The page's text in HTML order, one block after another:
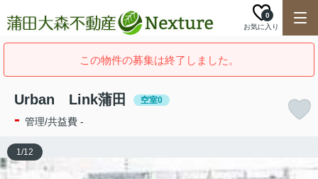
お気に入り
0
この物件の募集は終了しました。
Urban Link蒲田 空室0
- 管理/共益費 -
1/12